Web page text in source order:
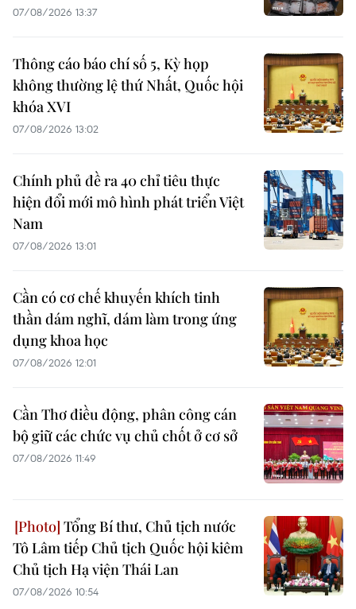
07/08/2026 13:37
Thông cáo báo chí số 5, Kỳ họp
không thường lệ thứ Nhất, Quốc hội
khóa XVI
07/08/2026 13:02
Chính phủ đề ra 40 chỉ tiêu thực
hiện đổi mới mô hình phát triển Việt
Nam
07/08/2026 13:01
Cần có cơ chế khuyến khích tinh
thần dám nghĩ, dám làm trong ứng
dụng khoa học
07/08/2026 12:01
Cần Thơ điều động, phân công cán
bộ giữ các chức vụ chủ chốt ở cơ sở
07/08/2026 11:49
Tổng Bí thư, Chủ tịch nước
Tô Lâm tiếp Chủ tịch Quốc hội kiêm
Chủ tịch Hạ viện Thái Lan
07/08/2026 10:54